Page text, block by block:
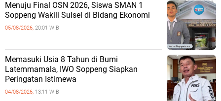
Menuju Final OSN 2026, Siswa SMAN 1
Soppeng Wakili Sulsel di Bidang Ekonomi
05/08/2026, 20:01 WIB
Memasuki Usia 8 Tahun di Bumi
Latemmamala, IWO Soppeng Siapkan
Peringatan Istimewa
04/08/2026, 13:11 WIB